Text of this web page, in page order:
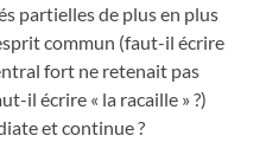
partielles de plus en plus
commun (faut-il écrire
fort ne retenait pas
il écrire « la racaille » ?)
et continue ?